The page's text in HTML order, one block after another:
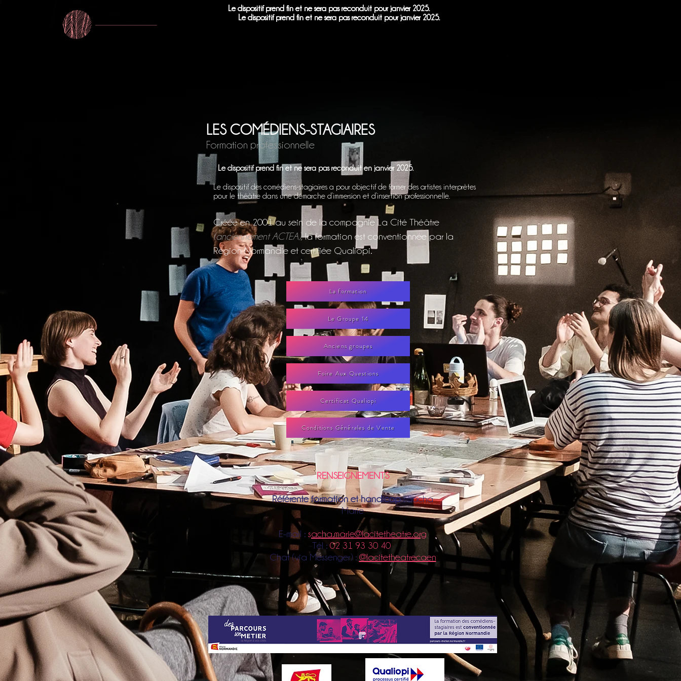
LES SPECTACLES LES ATELIERS DE L'IMAGINAIRE
Le dispositif prend fin et ne sera pas reconduit pour janvier 2025.
Le dispositif prend fin et ne sera pas reconduit pour janvier 2025.
Le dispositif prend fin et ne sera pas reconduit pour janvier 2025.
Le dispositif prend fin et ne sera pas reconduit pour janvier 2025.
LES COMÉDIENS-STAGIAIRES
Formation professionnelle
Le dispositif prend fin et ne sera pas reconduit en janvier 2025.
Le dispositif des comédiens-stagiaires a pour objectif de former des artistes interprètes
pour le théâtre dans une démarche d’immersion et d’insertion professionnelle.
Créée en 2001 au sein de la compagnie La Cité Théâtre
(anciennement ACTEA),la formation est conventionnée par la
Région Normandie et certifiée Qualiopi.
La formation
Le Groupe 14
Anciens groupes
Foire Aux Questions
Certificat Qualiopi
Conditions Générales de Vente
RENSEIGNEMENTS
Référente formation et handicap:Sacha
Marie
E-mail : sacha.marie@lacitetheatre.org
Tél : 02 31 93 30 40
Chat (via Messenger) : @lacitetheatrecaen